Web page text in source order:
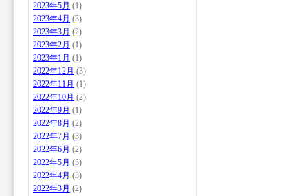
2023年5月 (1)
2023年4月 (3)
2023年3月 (2)
2023年2月 (1)
2023年1月 (1)
2022年12月 (3)
2022年11月 (1)
2022年10月 (2)
2022年9月 (1)
2022年8月 (2)
2022年7月 (3)
2022年6月 (2)
2022年5月 (3)
2022年4月 (3)
2022年3月 (2)